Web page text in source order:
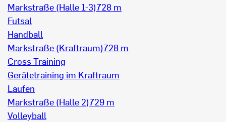
Markstraße (Halle 1-3)728 m
Futsal
Handball
Markstraße (Kraftraum)728 m
Cross Training
Gerätetraining im Kraftraum
Laufen
Markstraße (Halle 2)729 m
Volleyball